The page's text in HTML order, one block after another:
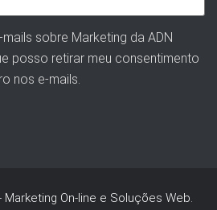
sobre Marketing da ADN
posso retirar meu consentimento
nos e-mails.
Marketing On-line e Soluções Web.